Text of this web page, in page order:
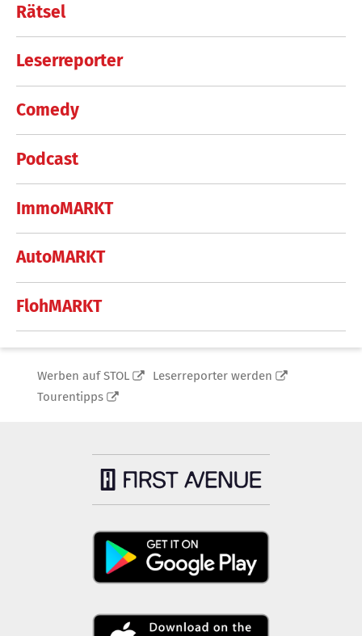
Rätsel
Leserreporter
Comedy
Podcast
ImmoMARKT
AutoMARKT
FlohMARKT
Werben auf STOL
Leserreporter werden
Tourentipps